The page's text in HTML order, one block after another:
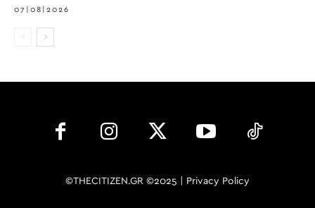
07|08|2026
©THECITIZEN.GR ©2025 | Privacy Policy